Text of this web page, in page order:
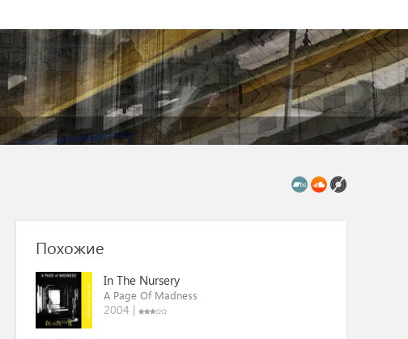
Похожие
In The Nursery
A Page Of Madness
2004 |